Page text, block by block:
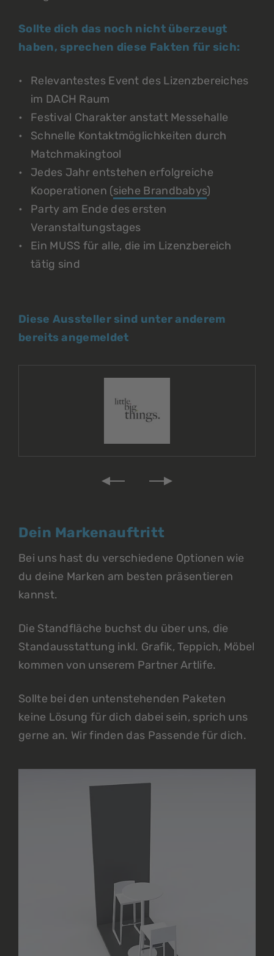
Sollte dich das noch nicht überzeugt
haben, sprechen diese Fakten für sich:
Relevantestes Event des Lizenzbereiches
im DACH Raum
Festival Charakter anstatt Messehalle
Schnelle Kontaktmöglichkeiten durch
Matchmakingtool
Jedes Jahr entstehen erfolgreiche
Kooperationen (siehe Brandbabys)
Party am Ende des ersten
Veranstaltungstages
Ein MUSS für alle, die im Lizenzbereich
tätig sind
Diese Aussteller sind unter anderem
bereits angemeldet
Dein Markenauftritt
Bei uns hast du verschiedene Optionen wie
du deine Marken am besten präsentieren
kannst.
Die Standfläche buchst du über uns, die
Standausstattung inkl. Grafik, Teppich, Möbel
kommen von unserem Partner Artlife.
Sollte bei den untenstehenden Paketen
keine Lösung für dich dabei sein, sprich uns
gerne an. Wir finden das Passende für dich.